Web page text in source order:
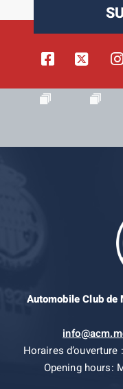
Automobile Club de
Horaires
Opening hours: